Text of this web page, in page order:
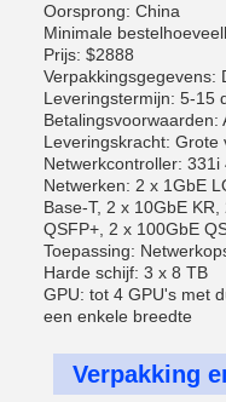
Oorsprong: China
Minimale
Prijs: $2888
Verpakkingsgegevens:
Leveringstermijn: 5-15
Betalingsvoorwaarden:
Leveringskracht:
Netwerkcontroller: 331i
Netwerken: 2 x 1GbE
Base-T, 2 x 10GbE
QSFP+, 2 x 100GbE
Toepassing:
Harde schijf: 3 x 8 TB
GPU: tot 4 GPU's met
een enkele breedte
Verpakking